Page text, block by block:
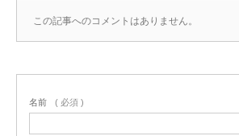
この記事へのコメントはありません。
名前 ( 必須 )